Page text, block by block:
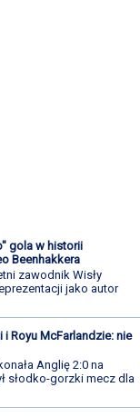
gola w historii
Beenhakkera
zawodnik Wisły
jako autor
Royu McFarlandzie: nie
Anglię 2:0 na
słodko-gorzki mecz dla